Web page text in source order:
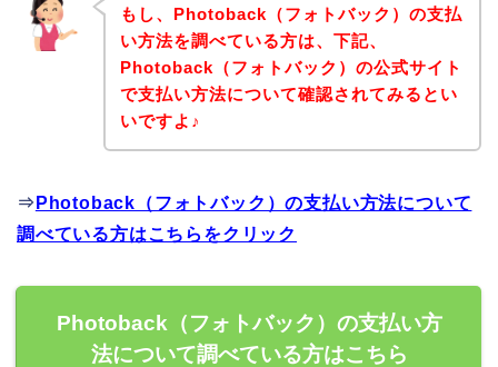
もし、Photoback（フォトバック）の支払
い方法を調べている方は、下記、
Photoback（フォトバック）の公式サイト
で支払い方法について確認されてみるとい
いですよ♪
⇒ Photoback（フォトバック）の支払い方法について
調べている方はこちらをクリック
Photoback（フォトバック）の支払い方
法について調べている方はこちら